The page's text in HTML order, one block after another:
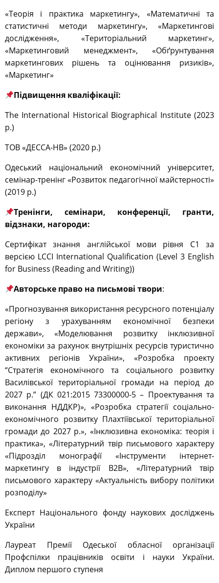
«Теорія і практика маркетингу», «Математичні та
статистичні методи маркетингу», «Маркетингові
дослідження», «Територіальний маркетинг»,
«Маркетинговий менеджмент», «Обґрунтування
маркетингових рішень та оцінювання ризиків»,
«Маркетинг»
Підвищення кваліфікації:
The International Historical Biographical Institute (2023
р.)
ТОВ «ДЕССА-НВ» (2020 р.)
Одеський національний економічний університет,
семінар-тренінг «Розвиток педагогічної майстерності»
(2019 р.)
Тренінги, семінари, конференції, гранти,
відзнаки, нагороди:
Сертифікат знання англійської мови рівня С1 за
версією LCCI International Qualification (Level 3 English
for Business (Reading and Writing))
Авторське право на письмові твори:
«Прогнозування використання ресурсного потенціалу
регіону з урахуванням економічної безпеки
держави», «Моделювання розвитку інклюзивної
економіки за рахунок внутрішніх ресурсів туристично
активних регіонів України», «Розробка проекту
“Стратегія економічного та соціального розвитку
Василівської територіальної громади на період до
2027 р.” (ДК 021:2015 73300000-5 – Проектування та
виконання НДДКР)», «Розробка стратегії соціально-
економічного розвитку Плахтіївської територіальної
громади до 2027 р.», «Інклюзивна економіка: теорія і
практика», «Літературний твір письмового характеру
«Підрозділ монографії «Інструменти інтернет-
маркетингу в індустрії В2В», «Літературний твір
письмового характеру «Актуальність вибору політики
розподілу»
Експерт Національного фонду наукових досліджень
України
Лауреат Премії Одеської обласної організації
Профспілки працівників освіти і науки України.
Диплом першого ступеня